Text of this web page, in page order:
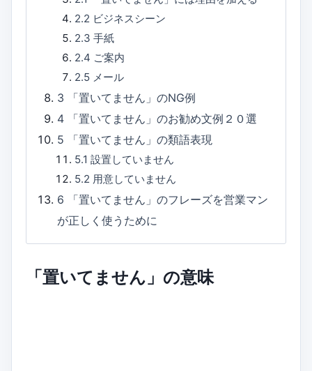
2.2 ビジネスシーン
2.3 手紙
2.4 ご案内
2.5 メール
3
「置いてません」のNG例
4
「置いてません」のお勧め文例２０選
5
「置いてません」の類語表現
5.1 設置していません
5.2 用意していません
6
「置いてません」のフレーズを営業マン
が正しく使うために
「置いてません」の意味